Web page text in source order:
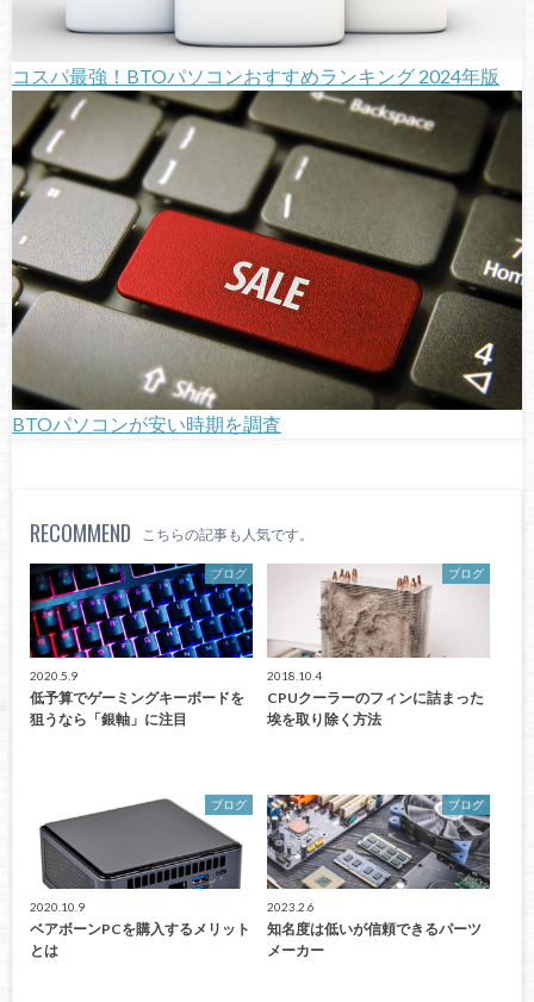
コスパ最強！BTOパソコンおすすめランキング 2024年版
BTOパソコンが安い時期を調査
RECOMMEND こちらの記事も人気です。
ブログ
2020.5.9
低予算でゲーミングキーボードを
狙うなら「銀軸」に注目
ブログ
2018.10.4
CPUクーラーのフィンに詰まった
埃を取り除く方法
ブログ
2020.10.9
ベアボーンPCを購入するメリット
とは
ブログ
2023.2.6
知名度は低いが信頼できるパーツ
メーカー